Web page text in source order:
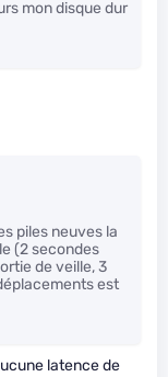
mon disque dur
piles neuves la
(2 secondes
de veille, 3
est
latence de